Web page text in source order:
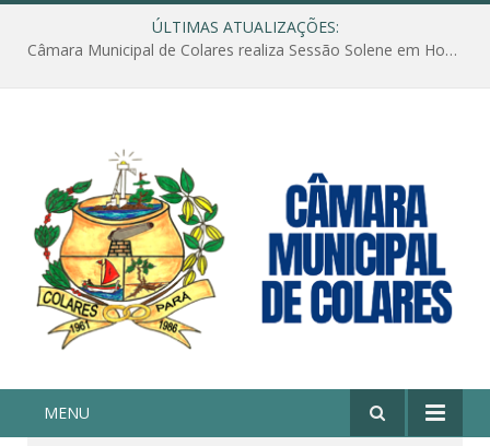
ÚLTIMAS ATUALIZAÇÕES:
Câmara Municipal de Colares realiza Sessão Solene em Homenagem ao Dia das Mães
MENU